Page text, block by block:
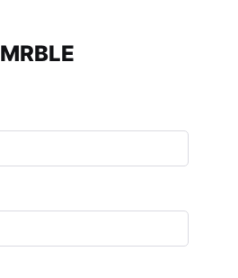
MRBLE